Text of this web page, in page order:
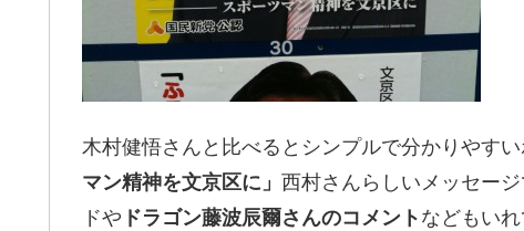
木村健悟さんと比べるとシンプルで分かりやすい
マン精神を文京区に」 西村さんらしいメッセージ
ドや ドラゴン藤波辰爾さんのコメント などもい